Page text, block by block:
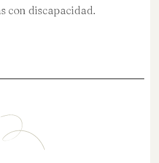
con discapacidad.